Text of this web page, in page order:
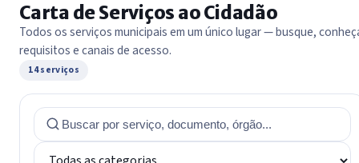
Carta de Serviços ao Cidadão
Todos os serviços municipais em um único lugar — busque,
requisitos e canais de acesso.
14 serviços